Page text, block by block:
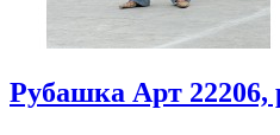
Рубашка Арт 22206,